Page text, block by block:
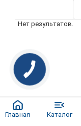
Нет результатов.
Главная Каталог